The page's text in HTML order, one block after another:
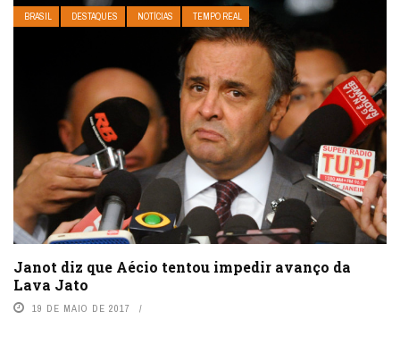
BRASIL DESTAQUES NOTÍCIAS TEMPO REAL
Janot diz que Aécio tentou impedir avanço da
Lava Jato
19 DE MAIO DE 2017